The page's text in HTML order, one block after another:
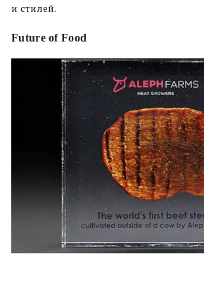
и стилей.
Future of Food